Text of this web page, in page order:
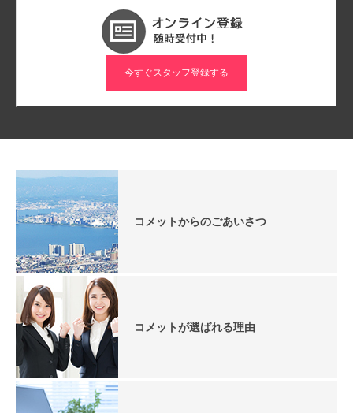
今すぐスタッフ登録する
コメットからのごあいさつ
コメットが選ばれる理由